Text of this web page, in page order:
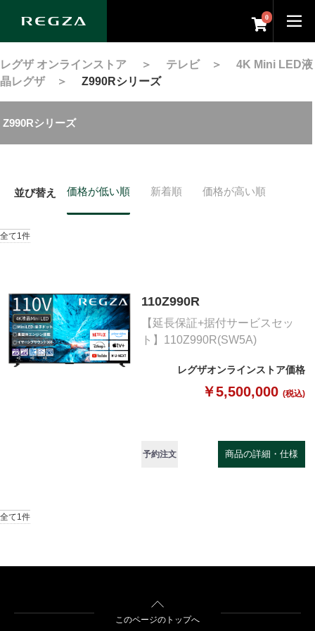
0
レグザ オンラインストア ＞ テレビ＞ 4K Mini LED液
晶レグザ＞ Z990Rシリーズ
Z990Rシリーズ
並び替え 価格が低い順 新着順 価格が高い順
全て1件
110Z990R
【延長保証+据付サービスセッ
ト】110Z990R(SW5A)
レグザオンラインストア価格
￥5,500,000 (税込)
予約注文 商品の詳細・仕様
全て1件
このページのトップへ